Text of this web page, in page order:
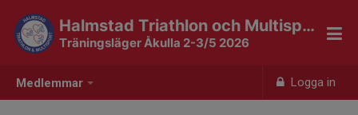
Medlemmar Logga in
Halmstad Triathlon och Multisport
Träningsläger Åkulla 2-3/5 2026